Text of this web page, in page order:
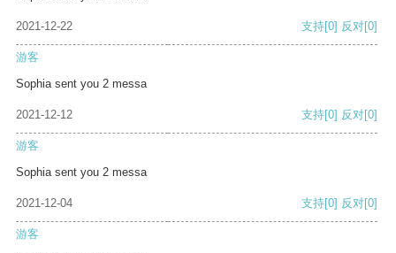
2021-12-22 支持[0] 反对[0]
游客
Sophia sent you 2 messa
2021-12-12 支持[0] 反对[0]
游客
Sophia sent you 2 messa
2021-12-04 支持[0] 反对[0]
游客